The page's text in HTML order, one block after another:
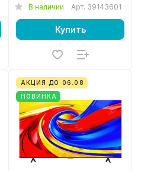
В наличии Арт. 39143601
Купить
АКЦИЯ ДО 06.08
НОВИНКА